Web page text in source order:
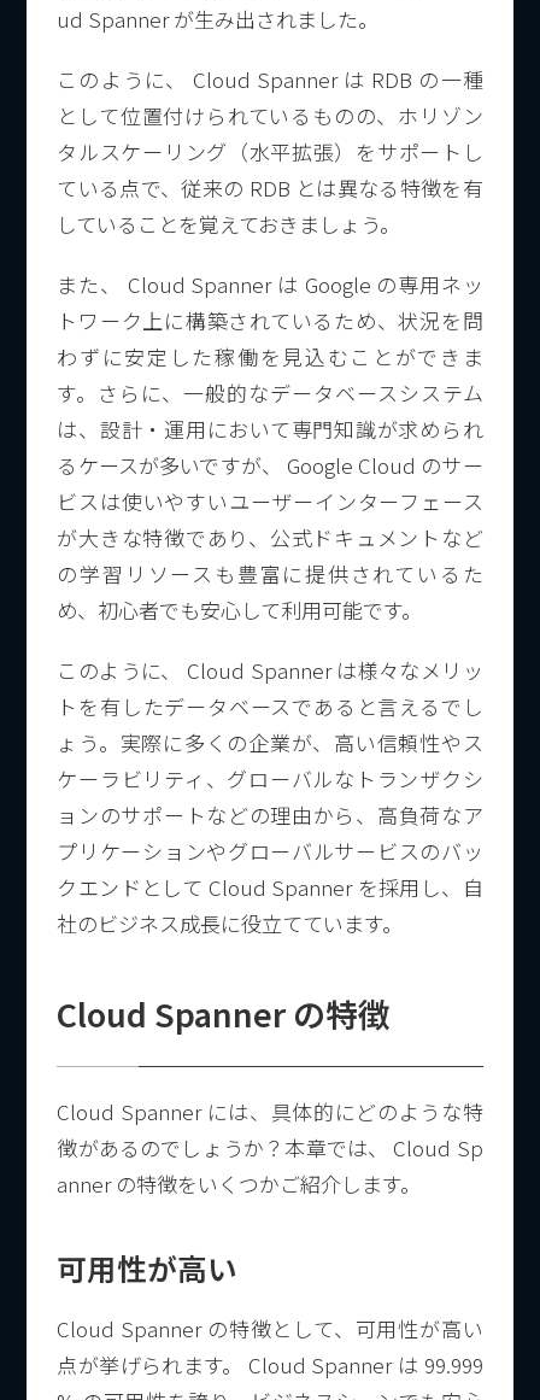
ud Spanner が生み出されました。
このように、 Cloud Spanner は RDB の一種
として位置付けられているものの、ホリゾン
タルスケーリング（水平拡張）をサポートし
ている点で、従来の RDB とは異なる特徴を有
していることを覚えておきましょう。
また、 Cloud Spanner は Google の専用ネッ
トワーク上に構築されているため、状況を問
わずに安定した稼働を見込むことができま
す。さらに、一般的なデータベースシステム
は、設計・運用において専門知識が求められ
るケースが多いですが、 Google Cloud のサー
ビスは使いやすいユーザーインターフェース
が大きな特徴であり、公式ドキュメントなど
の学習リソースも豊富に提供されているた
め、初心者でも安心して利用可能です。
このように、 Cloud Spanner は様々なメリッ
トを有したデータベースであると言えるでし
ょう。実際に多くの企業が、高い信頼性やス
ケーラビリティ、グローバルなトランザクシ
ョンのサポートなどの理由から、高負荷なア
プリケーションやグローバルサービスのバッ
クエンドとして Cloud Spanner を採用し、自
社のビジネス成長に役立てています。
Cloud Spanner の特徴
Cloud Spanner には、具体的にどのような特
徴があるのでしょうか？本章では、 Cloud Sp
anner の特徴をいくつかご紹介します。
可用性が高い
Cloud Spanner の特徴として、可用性が高い
点が挙げられます。 Cloud Spanner は 99.999